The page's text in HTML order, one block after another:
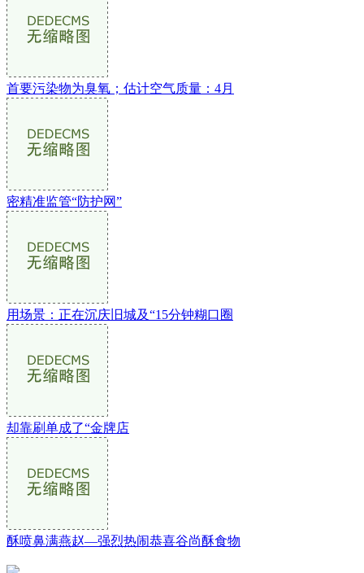
首要污染物为臭氧；估计空气质量：4月
密精准监管“防护网”
用场景：正在沉庆旧城及“15分钟糊口圈
却靠刷单成了“金牌店
酥喷鼻满燕赵—强烈热闹恭喜谷尚酥食物